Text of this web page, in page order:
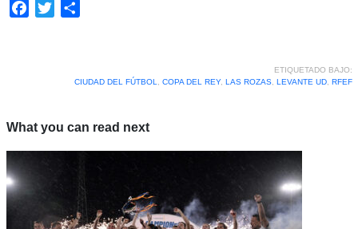
Facebook
Twitter
ETIQUETADO BAJO:
CIUDAD DEL FÚTBOL
COPA DEL REY, LAS ROZAS, LEVANTE UD, RFEF
What you can read next